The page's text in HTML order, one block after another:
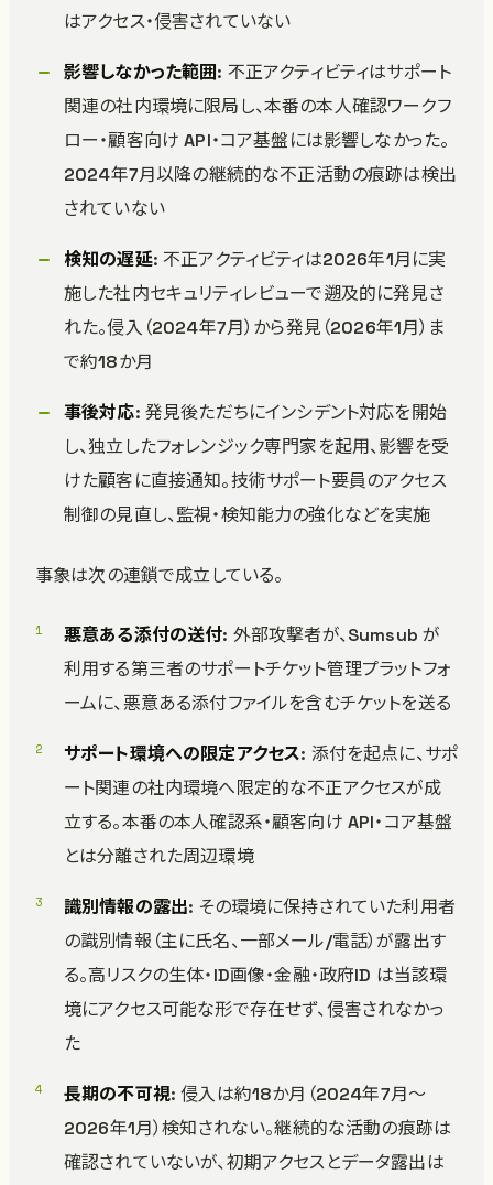
はアクセス・侵害されていない
影響しなかった範囲: 不正アクティビティはサポート
関連の社内環境に限局し、本番の本人確認ワークフ
ロー・顧客向け API・コア基盤には影響しなかった。
2024年7月以降の継続的な不正活動の痕跡は検出
されていない
検知の遅延: 不正アクティビティは2026年1月に実
施した社内セキュリティレビューで遡及的に発見さ
れた。侵入（2024年7月）から発見（2026年1月）ま
で約18か月
事後対応: 発見後ただちにインシデント対応を開始
し、独立したフォレンジック専門家を起用、影響を受
けた顧客に直接通知。技術サポート要員のアクセス
制御の見直し、監視・検知能力の強化などを実施
事象は次の連鎖で成立している。
悪意ある添付の送付: 外部攻撃者が、Sumsub が
利用する第三者のサポートチケット管理プラットフォ
ームに、悪意ある添付ファイルを含むチケットを送る
サポート環境への限定アクセス: 添付を起点に、サポ
ート関連の社内環境へ限定的な不正アクセスが成
立する。本番の本人確認系・顧客向け API・コア基盤
とは分離された周辺環境
識別情報の露出: その環境に保持されていた利用者
の識別情報（主に氏名、一部メール/電話）が露出す
る。高リスクの生体・ID画像・金融・政府ID は当該環
境にアクセス可能な形で存在せず、侵害されなかっ
た
長期の不可視: 侵入は約18か月（2024年7月〜
2026年1月）検知されない。継続的な活動の痕跡は
確認されていないが、初期アクセスとデータ露出は